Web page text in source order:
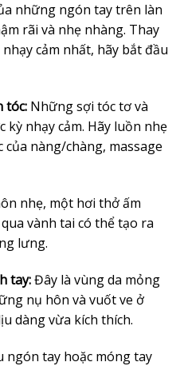
những ngón tay trên làn
rãi và nhẹ nhàng. Thay
cảm nhất, hãy bắt đầu
tóc: Những sợi tóc tơ và
kỳ nhạy cảm. Hãy luồn nhẹ
nàng/chàng, massage
nhẹ, một hơi thở ấm
vành tai có thể tạo ra
lưng.
tay:Đây là vùng da mỏng
nụ hôn và vuốt ve ở
dàng vừa kích thích.
ngón tay hoặc móng tay